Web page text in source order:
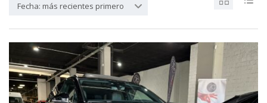
Fecha: más recientes primero